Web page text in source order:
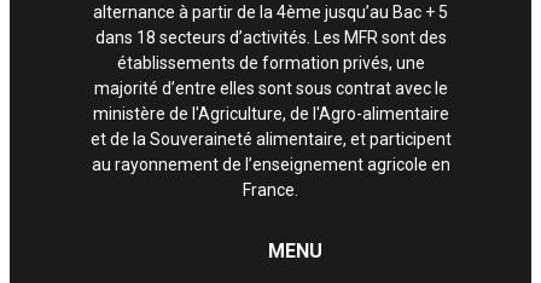
alternance à partir de la 4ème jusqu’au Bac + 5
dans 18 secteurs d’activités. Les MFR sont des
établissements de formation privés, une
majorité d’entre elles sont sous contrat avec le
ministère de l'Agriculture, de l'Agro-alimentaire
et de la Souveraineté alimentaire, et participent
au rayonnement de l’enseignement agricole en
France.
MENU